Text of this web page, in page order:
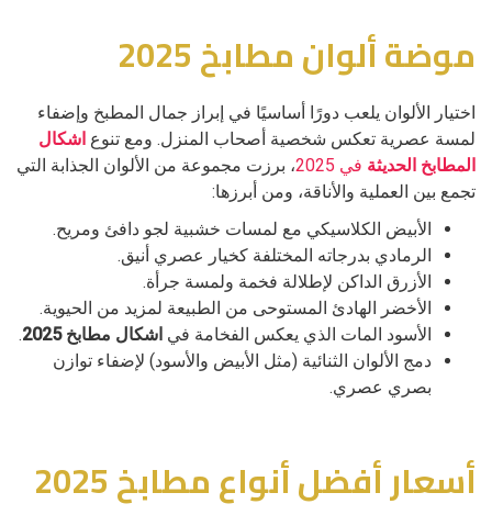
موضة ألوان مطابخ 2025
اختيار الألوان يلعب دورًا أساسيًا في إبراز جمال المطبخ وإضفاء
لمسة عصرية تعكس شخصية أصحاب المنزل. ومع تنوع اشكال
المطابخ الحديثة في 2025
، برزت مجموعة من الألوان الجذابة التي
تجمع بين العملية والأناقة، ومن أبرزها:
الأبيض الكلاسيكي مع لمسات خشبية لجو دافئ ومريح.
الرمادي بدرجاته المختلفة كخيار عصري أنيق.
الأزرق الداكن لإطلالة فخمة ولمسة جرأة.
الأخضر الهادئ المستوحى من الطبيعة لمزيد من الحيوية.
الأسود المات الذي يعكس الفخامة في اشكال مطابخ 2025
.
دمج الألوان الثنائية (مثل الأبيض والأسود) لإضفاء توازن
بصري عصري.
أسعار أفضل أنواع مطابخ 2025